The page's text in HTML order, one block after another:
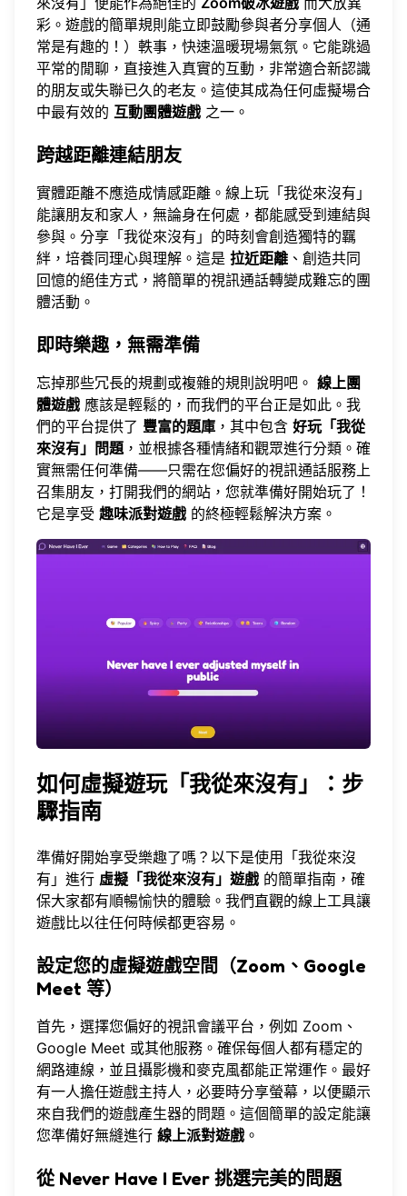
彩。遊戲的簡單規則能立即鼓勵參與者分享個人（通
常是有趣的！）軼事，快速溫暖現場氣氛。它能跳過
平常的閒聊，直接進入真實的互動，非常適合新認識
的朋友或失聯已久的老友。這使其成為任何虛擬場合
中最有效的 互動團體遊戲 之一。
跨越距離連結朋友
實體距離不應造成情感距離。線上玩「我從來沒有」
能讓朋友和家人，無論身在何處，都能感受到連結與
參與。分享「我從來沒有」的時刻會創造獨特的羈
絆，培養同理心與理解。這是 拉近距離 、創造共同
回憶的絕佳方式，將簡單的視訊通話轉變成難忘的團
體活動。
即時樂趣，無需準備
忘掉那些冗長的規劃或複雜的規則說明吧。 線上團
體遊戲 應該是輕鬆的，而我們的平台正是如此。我
們的平台提供了 豐富的題庫 ，其中包含 好玩「我從
來沒有」問題，並根據各種情緒和觀眾進行分類。確
實無需任何準備——只需在您偏好的視訊通話服務上
召集朋友，打開我們的網站，您就準備好開始玩了！
它是享受 趣味派對遊戲 的終極輕鬆解決方案。
如何虛擬遊玩「我從來沒有」：步
驟指南
準備好開始享受樂趣了嗎？以下是使用
「我從來沒
有」 進行 虛擬「我從來沒有」遊戲 的簡單指南，確
保大家都有順暢愉快的體驗。我們直觀的線上工具讓
遊戲比以往任何時候都更容易。
設定您的虛擬遊戲空間（Zoom、Google
Meet 等）
首先，選擇您偏好的視訊會議平台，例如 Zoom、
Google Meet 或其他服務。確保每個人都有穩定的
網路連線，並且攝影機和麥克風都能正常運作。最好
有一人擔任遊戲主持人，必要時分享螢幕，以便顯示
來自我們的遊戲產生器的問題。這個簡單的設定能讓
您準備好無縫進行 線上派對遊戲 。
從 Never Have I Ever 挑選完美的問題